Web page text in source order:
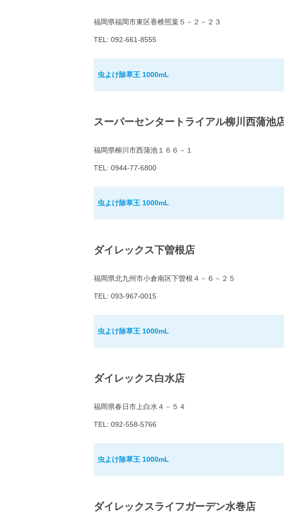
福岡県福岡市東区香椎照葉５－２－２３
TEL: 092-661-8555
虫よけ除草王 1000mL
スーパーセンタートライアル柳川西蒲池
福岡県柳川市西蒲池１６６－１
TEL: 0944-77-6800
虫よけ除草王 1000mL
ダイレックス下曽根店
福岡県北九州市小倉南区下曽根４－６－２５
TEL: 093-967-0015
虫よけ除草王 1000mL
ダイレックス白水店
福岡県春日市上白水４－５４
TEL: 092-558-5766
虫よけ除草王 1000mL
ダイレックスライフガーデン水巻店